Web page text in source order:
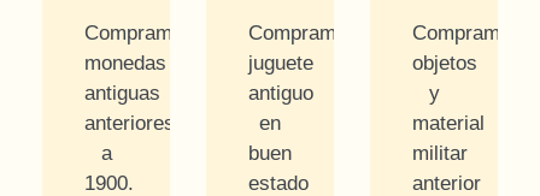
Compramos
monedas
antiguas
anteriores
a
1900.
Compramos
juguete
antiguo
en
buen
estado
Compramos
objetos
y
material
militar
anterior